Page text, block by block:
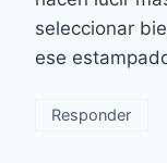
seleccionar
ese
Responder